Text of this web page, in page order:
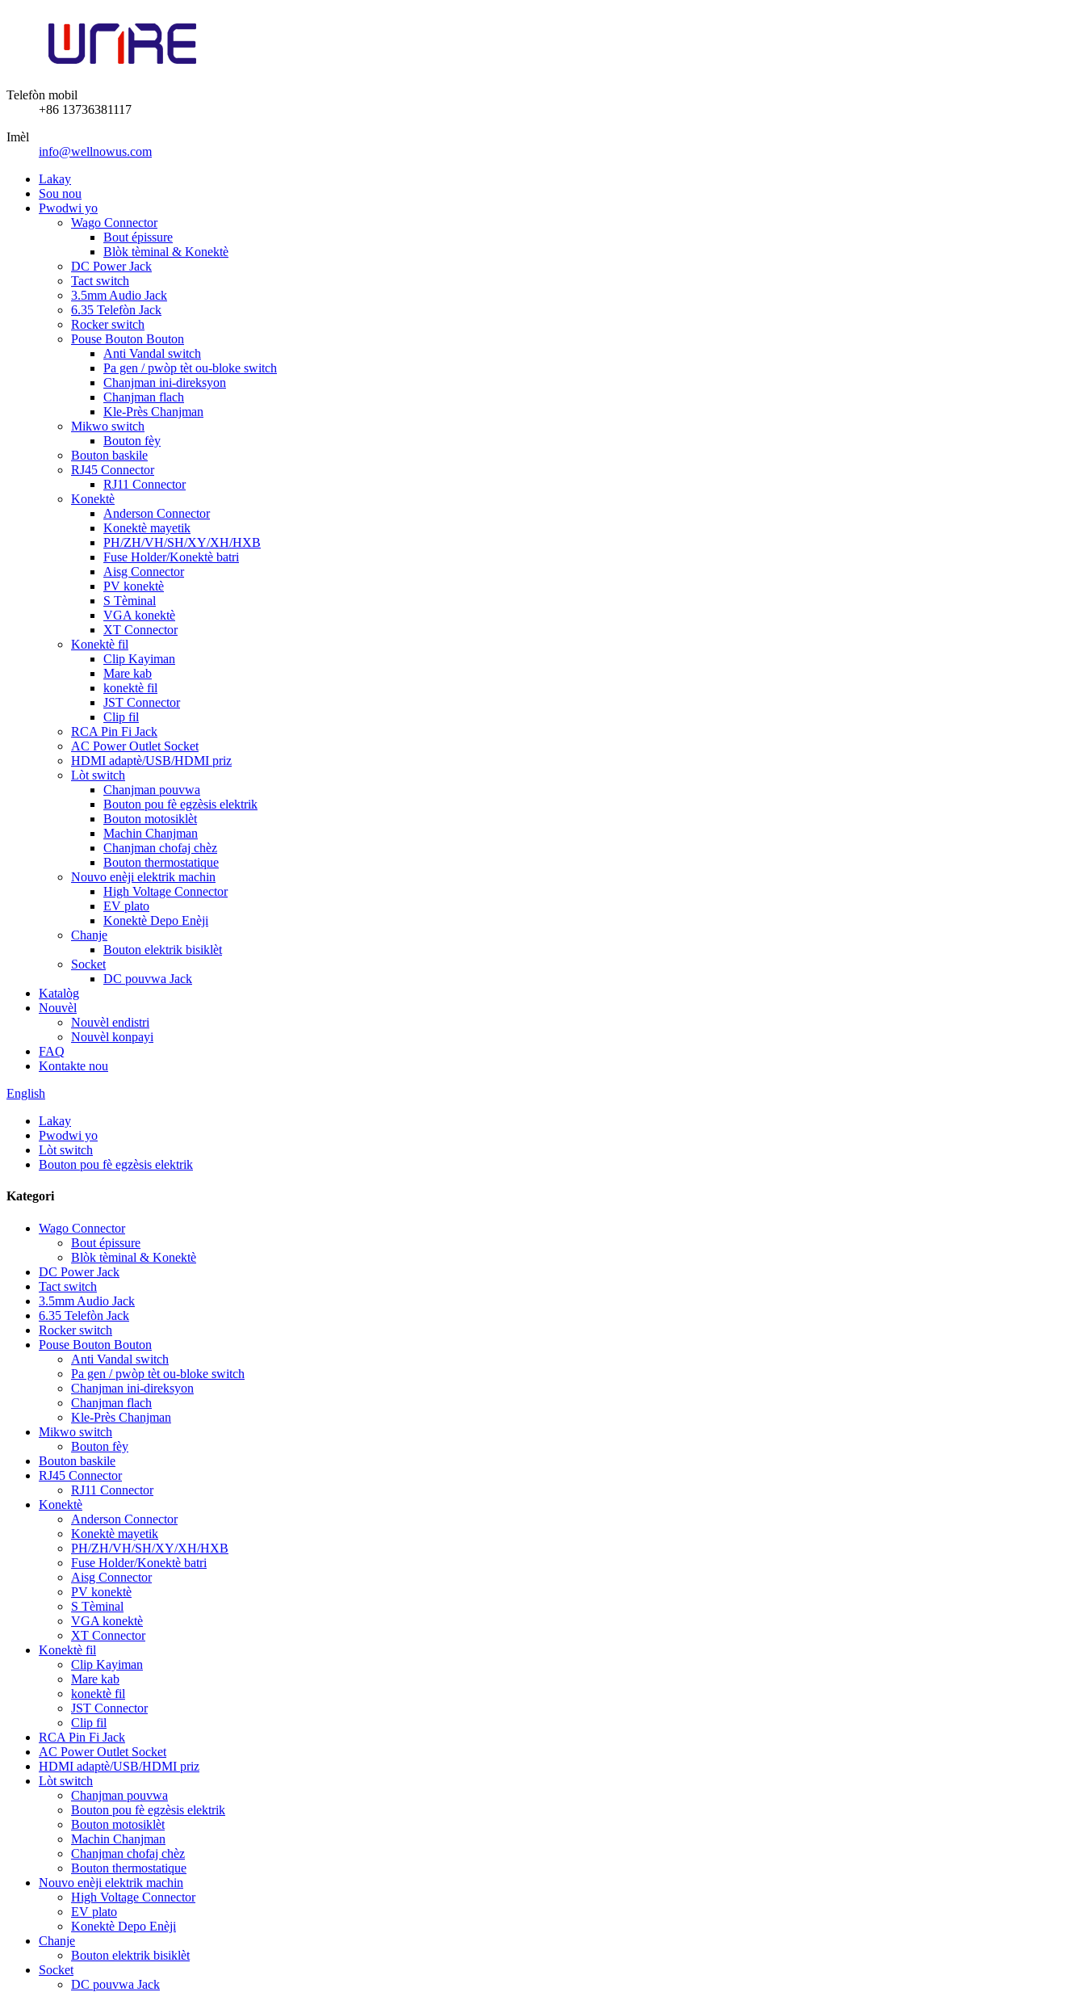
Telefòn mobil
+86 13736381117
Imèl
info@wellnowus.com
Lakay
Sou nou
Pwodwi yo
Wago Connector
Bout épissure
Blòk tèminal & Konektè
DC Power Jack
Tact switch
3.5mm Audio Jack
6.35 Telefòn Jack
Rocker switch
Pouse Bouton Bouton
Anti Vandal switch
Pa gen / pwòp tèt ou-bloke switch
Chanjman ini-direksyon
Chanjman flach
Kle-Près Chanjman
Mikwo switch
Bouton fèy
Bouton baskile
RJ45 Connector
RJ11 Connector
Konektè
Anderson Connector
Konektè mayetik
PH/ZH/VH/SH/XY/XH/HXB
Fuse Holder/Konektè batri
Aisg Connector
PV konektè
S Tèminal
VGA konektè
XT Connector
Konektè fil
Clip Kayiman
Mare kab
konektè fil
JST Connector
Clip fil
RCA Pin Fi Jack
AC Power Outlet Socket
HDMI adaptè/USB/HDMI priz
Lòt switch
Chanjman pouvwa
Bouton pou fè egzèsis elektrik
Bouton motosiklèt
Machin Chanjman
Chanjman chofaj chèz
Bouton thermostatique
Nouvo enèji elektrik machin
High Voltage Connector
EV plato
Konektè Depo Enèji
Chanje
Bouton elektrik bisiklèt
Socket
DC pouvwa Jack
Katalòg
Nouvèl
Nouvèl endistri
Nouvèl konpayi
FAQ
Kontakte nou
English
Lakay
Pwodwi yo
Lòt switch
Bouton pou fè egzèsis elektrik
Kategori
Wago Connector
Bout épissure
Blòk tèminal & Konektè
DC Power Jack
Tact switch
3.5mm Audio Jack
6.35 Telefòn Jack
Rocker switch
Pouse Bouton Bouton
Anti Vandal switch
Pa gen / pwòp tèt ou-bloke switch
Chanjman ini-direksyon
Chanjman flach
Kle-Près Chanjman
Mikwo switch
Bouton fèy
Bouton baskile
RJ45 Connector
RJ11 Connector
Konektè
Anderson Connector
Konektè mayetik
PH/ZH/VH/SH/XY/XH/HXB
Fuse Holder/Konektè batri
Aisg Connector
PV konektè
S Tèminal
VGA konektè
XT Connector
Konektè fil
Clip Kayiman
Mare kab
konektè fil
JST Connector
Clip fil
RCA Pin Fi Jack
AC Power Outlet Socket
HDMI adaptè/USB/HDMI priz
Lòt switch
Chanjman pouvwa
Bouton pou fè egzèsis elektrik
Bouton motosiklèt
Machin Chanjman
Chanjman chofaj chèz
Bouton thermostatique
Nouvo enèji elektrik machin
High Voltage Connector
EV plato
Konektè Depo Enèji
Chanje
Bouton elektrik bisiklèt
Socket
DC pouvwa Jack